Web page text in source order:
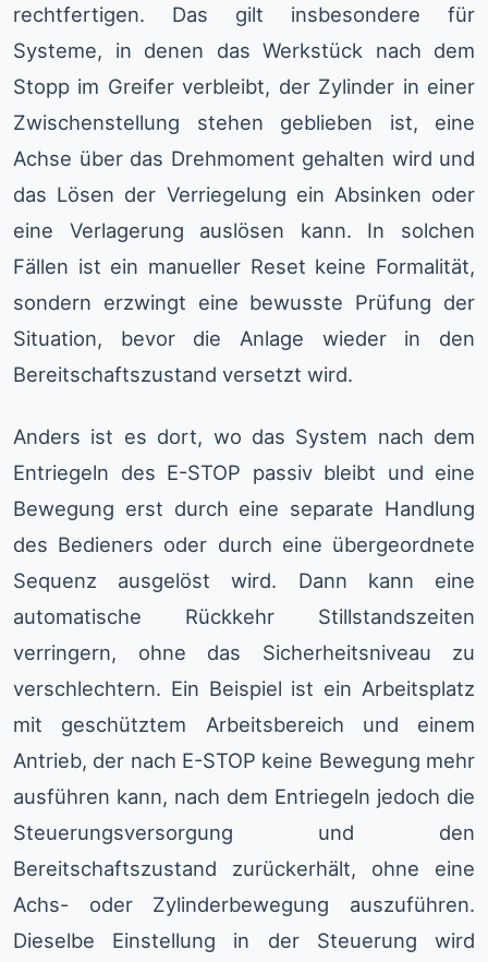
rechtfertigen. Das gilt insbesondere für
Systeme, in denen das Werkstück nach dem
Stopp im Greifer verbleibt, der Zylinder in einer
Zwischenstellung stehen geblieben ist, eine
Achse über das Drehmoment gehalten wird und
das Lösen der Verriegelung ein Absinken oder
eine Verlagerung auslösen kann. In solchen
Fällen ist ein manueller Reset keine Formalität,
sondern erzwingt eine bewusste Prüfung der
Situation, bevor die Anlage wieder in den
Bereitschaftszustand versetzt wird.
Anders ist es dort, wo das System nach dem
Entriegeln des E-STOP passiv bleibt und eine
Bewegung erst durch eine separate Handlung
des Bedieners oder durch eine übergeordnete
Sequenz ausgelöst wird. Dann kann eine
automatische Rückkehr Stillstandszeiten
verringern, ohne das Sicherheitsniveau zu
verschlechtern. Ein Beispiel ist ein Arbeitsplatz
mit geschütztem Arbeitsbereich und einem
Antrieb, der nach E-STOP keine Bewegung mehr
ausführen kann, nach dem Entriegeln jedoch die
Steuerungsversorgung und den
Bereitschaftszustand zurückerhält, ohne eine
Achs- oder Zylinderbewegung auszuführen.
Dieselbe Einstellung in der Steuerung wird